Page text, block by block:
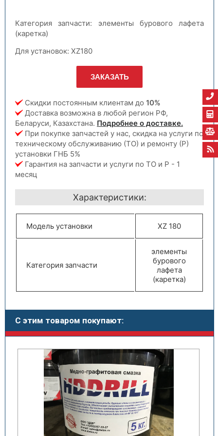
Категория запчасти: элементы бурового лафета
(каретка)
Для установок: XZ180
ЗАКАЗАТЬ
Скидки постоянным клиентам до 10%
Доставка возможна в любой регион РФ,
Беларуси, Казахстана. Подробнее о доставке.
При покупке запчастей у нас, скидка на услуги по
техническому обслуживанию (ТО) и ремонту (Р)
установки ГНБ 5%
Гарантия на запчасти и услуги по ТО и Р - 1
месяц
Характеристики:
Модель установки XZ 180
Категория запчасти
элементы
бурового
лафета
(каретка)
С этим товаром покупают: